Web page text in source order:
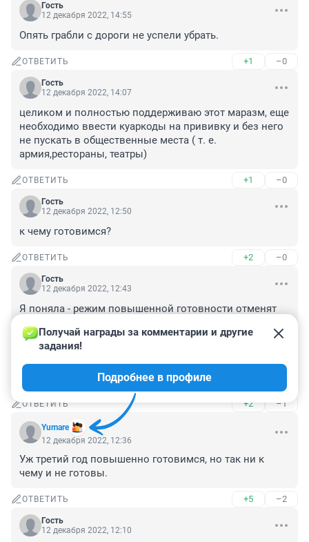
Гость
12 декабря 2022, 14:55
Опять грабли с дороги не успели убрать.
ОТВЕТИТЬ +1 –0
Гость
12 декабря 2022, 14:07
целиком и полностью поддерживаю этот маразм, еще
необходимо ввести куаркоды на прививку и без него
не пускать в общественные места ( т. е.
армия,рестораны, театры)
ОТВЕТИТЬ +1 –0
Гость
12 декабря 2022, 12:50
к чему готовимся?
ОТВЕТИТЬ +2 –0
Гость
12 декабря 2022, 12:43
Я поняла - режим повышенной готовности отменят
человека. чем-либо болеющего. Да и то остерегутся -
будут считать профилактикой.
Но маски носить можно и иногда нужно. И погода к
тому располагает.
ОТВЕТИТЬ +2 –1
Yumare
Получай награды за комментарии и другие
задания!
Подробнее в профиле
12 декабря 2022, 12:36
Уж третий год повышенно готовимся, но так ни к
чему и не готовы.
ОТВЕТИТЬ +5 –2
Гость
12 декабря 2022, 12:10